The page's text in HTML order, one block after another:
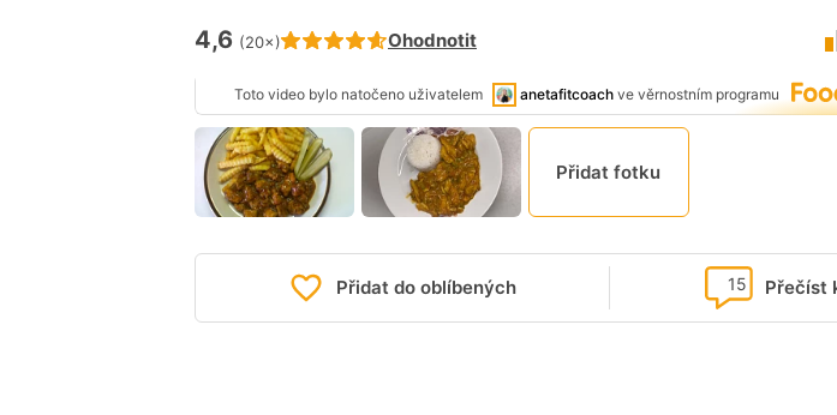
Hodnocení receptu je
4,6 (20×) Ohodnotit
Toto video bylo natočeno uživatelem anetafitcoachve věrnostním programu
Přidat fotku
Přidat do oblíbených Přečíst
15